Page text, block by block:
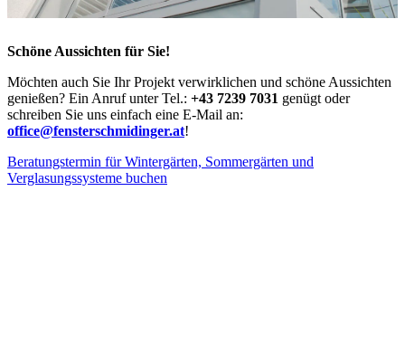
Schöne Aussichten für Sie!
Möchten auch Sie Ihr Projekt verwirklichen und schöne Aussichten
genießen? Ein Anruf unter Tel.: +43 7239 7031 genügt oder
schreiben Sie uns einfach eine E-Mail an:
office@fensterschmidinger.at!
Beratungstermin für Wintergärten, Sommergärten und
Verglasungssysteme buchen